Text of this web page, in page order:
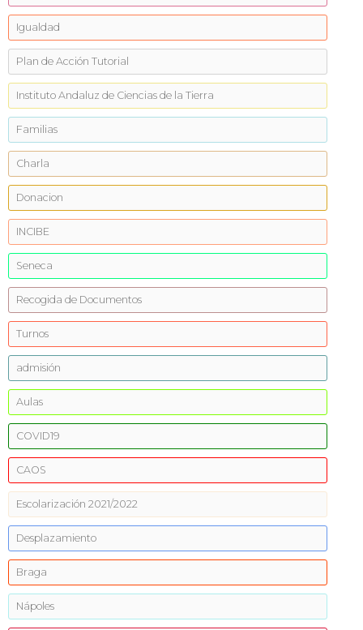
Igualdad
Plan de Acción Tutorial
Instituto Andaluz de Ciencias de la Tierra
Familias
Charla
Donacion
INCIBE
Seneca
Recogida de Documentos
Turnos
admisión
Aulas
COVID19
CAOS
Escolarización 2021/2022
Desplazamiento
Braga
Nápoles